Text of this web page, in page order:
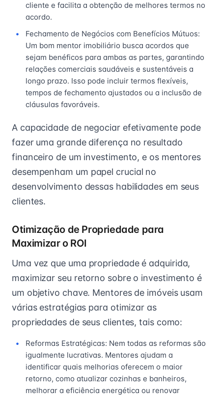
cliente e facilita a obtenção de melhores termos no
acordo.
Fechamento de Negócios com Benefícios Mútuos:
Um bom mentor imobiliário busca acordos que
sejam benéficos para ambas as partes, garantindo
relações comerciais saudáveis e sustentáveis a
longo prazo. Isso pode incluir termos flexíveis,
tempos de fechamento ajustados ou a inclusão de
cláusulas favoráveis.
A capacidade de negociar efetivamente pode
fazer uma grande diferença no resultado
financeiro de um investimento, e os mentores
desempenham um papel crucial no
desenvolvimento dessas habilidades em seus
clientes.
Otimização de Propriedade para
Maximizar o ROI
Uma vez que uma propriedade é adquirida,
maximizar seu retorno sobre o investimento é
um objetivo chave. Mentores de imóveis usam
várias estratégias para otimizar as
propriedades de seus clientes, tais como:
Reformas Estratégicas: Nem todas as reformas são
igualmente lucrativas. Mentores ajudam a
identificar quais melhorias oferecem o maior
retorno, como atualizar cozinhas e banheiros,
melhorar a eficiência energética ou renovar